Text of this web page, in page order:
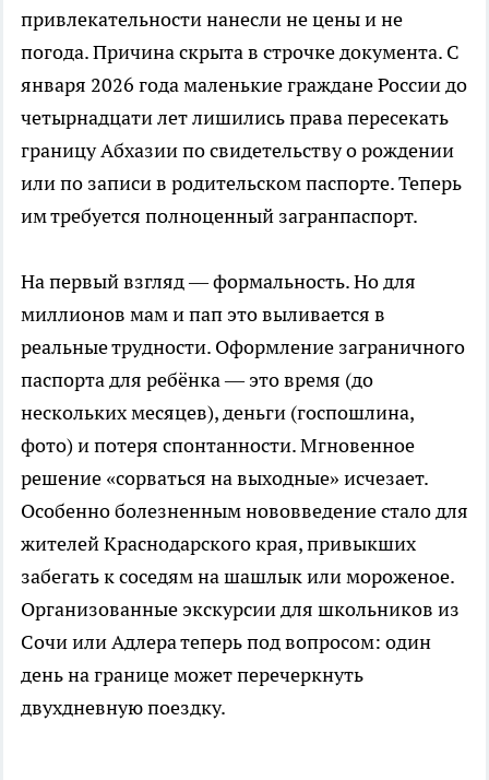
привлекательности нанесли не цены и не
погода. Причина скрыта в строчке документа. С
января 2026 года маленькие граждане России до
четырнадцати лет лишились права пересекать
границу Абхазии по свидетельству о рождении
или по записи в родительском паспорте. Теперь
им требуется полноценный загранпаспорт.
На первый взгляд — формальность. Но для
миллионов мам и пап это выливается в
реальные трудности. Оформление заграничного
паспорта для ребёнка — это время (до
нескольких месяцев), деньги (госпошлина,
фото) и потеря спонтанности. Мгновенное
решение «сорваться на выходные» исчезает.
Особенно болезненным нововведение стало для
жителей Краснодарского края, привыкших
забегать к соседям на шашлык или мороженое.
Организованные экскурсии для школьников из
Сочи или Адлера теперь под вопросом: один
день на границе может перечеркнуть
двухдневную поездку.